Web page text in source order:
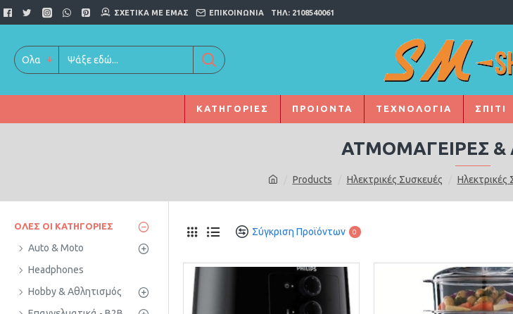
ΣΧΕΤΙΚΆ ΜΕ ΕΜΆΣ ΕΠΙΚΟΙΝΩΝΊΑ ΤΗΛ: 2108540061
Ολα
ΚΑΤΗΓΟΡΊΕΣ ΠΡΟΙΌΝΤΑ ΤΕΧΝΟΛΟΓΙΑ ΣΠΙΤΙ
Products Ηλεκτρικές Συσκευές Ηλεκτρικές
ΑΤΜΟΜΆΓΕΙΡΕΣ &
ΌΛΕΣ ΟΙ ΚΑΤΗΓΟΡΊΕΣ
Auto & Moto
Headphones
Hobby & Αθλητισμός
Σύγκριση Προϊόντων 0